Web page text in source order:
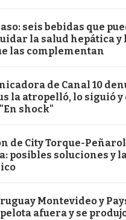
seis bebidas que
la salud hepática y
las complementan
de Canal 10
la atropelló, lo siguió
shock"
de City Torque-
posibles soluciones y
Montevideo y
afuera y se